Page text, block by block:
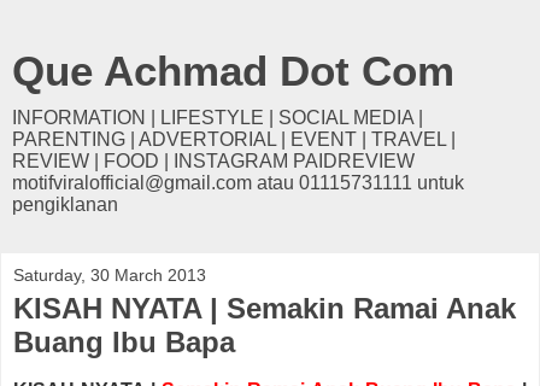
Que Achmad Dot Com
INFORMATION | LIFESTYLE | SOCIAL MEDIA |
PARENTING | ADVERTORIAL | EVENT | TRAVEL |
REVIEW | FOOD | INSTAGRAM PAIDREVIEW
motifviralofficial@gmail.com atau 01115731111 untuk
pengiklanan
Saturday, 30 March 2013
KISAH NYATA | Semakin Ramai Anak
Buang Ibu Bapa